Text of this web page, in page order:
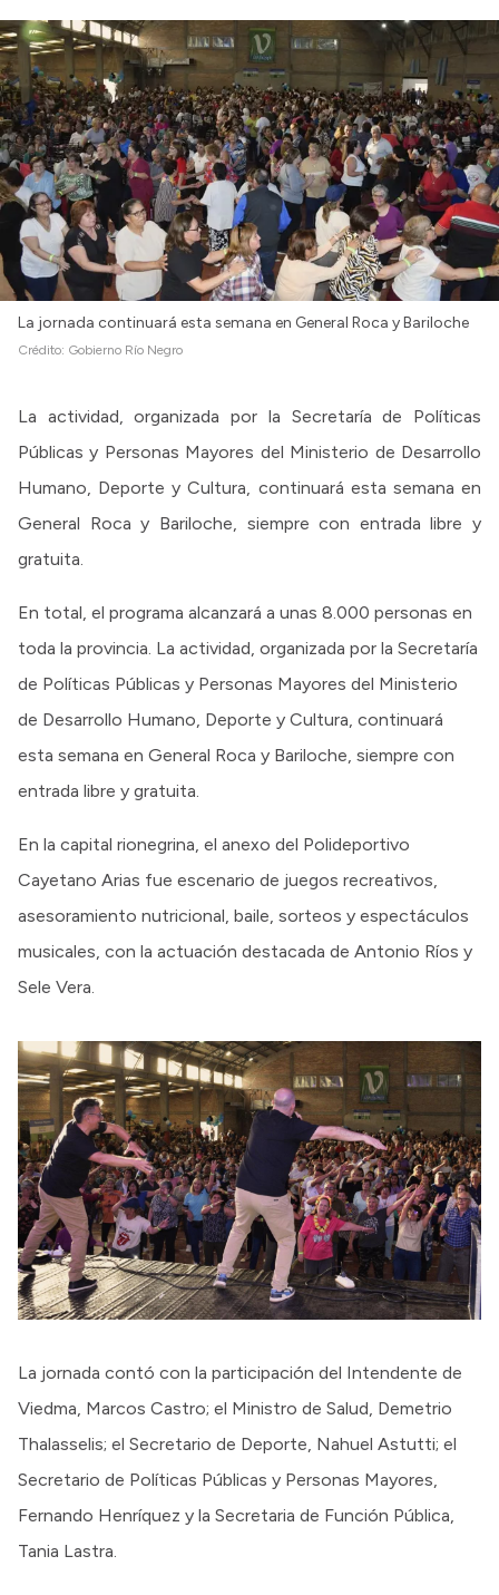
La jornada continuará esta semana en General Roca y Bariloche
Crédito: Gobierno Río Negro
La actividad, organizada por la Secretaría de Políticas
Públicas y Personas Mayores del Ministerio de Desarrollo
Humano, Deporte y Cultura, continuará esta semana en
General Roca y Bariloche, siempre con entrada libre y
gratuita.
En total, el programa alcanzará a unas 8.000 personas en
toda la provincia. La actividad, organizada por la Secretaría
de Políticas Públicas y Personas Mayores del Ministerio
de Desarrollo Humano, Deporte y Cultura, continuará
esta semana en General Roca y Bariloche, siempre con
entrada libre y gratuita.
En la capital rionegrina, el anexo del Polideportivo
Cayetano Arias fue escenario de juegos recreativos,
asesoramiento nutricional, baile, sorteos y espectáculos
musicales, con la actuación destacada de Antonio Ríos y
Sele Vera.
La jornada contó con la participación del Intendente de
Viedma, Marcos Castro; el Ministro de Salud, Demetrio
Thalasselis; el Secretario de Deporte, Nahuel Astutti; el
Secretario de Políticas Públicas y Personas Mayores,
Fernando Henríquez y la Secretaria de Función Pública,
Tania Lastra.